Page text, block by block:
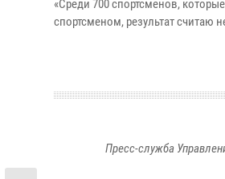
«Среди 700 спортсменов,
спортсменом, результат считаю
Пресс-служба